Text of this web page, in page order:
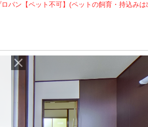
パン【ペット不可】(ペットの飼育・持込みは